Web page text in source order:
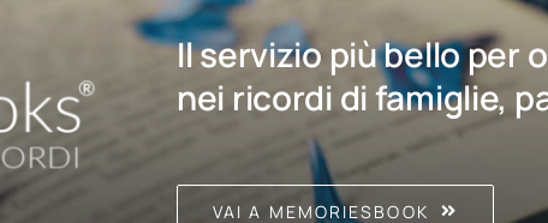
Il servizio più bello per
nei ricordi di famiglie,
VAI A MEMORIESBOOK